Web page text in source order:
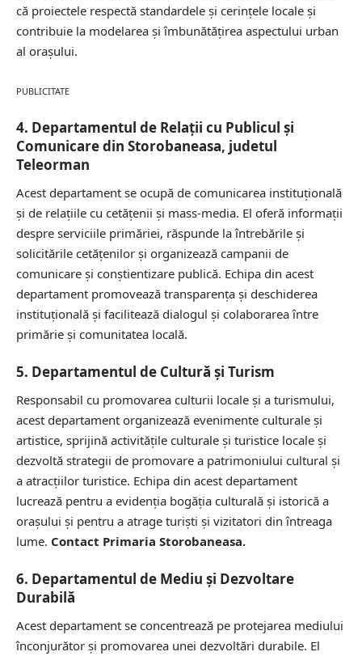
că proiectele respectă standardele și cerințele locale și
contribuie la modelarea și îmbunătățirea aspectului urban
al orașului.
PUBLICITATE
4. Departamentul de Relații cu Publicul și
Comunicare din Storobaneasa, judetul
Teleorman
Acest departament se ocupă de comunicarea instituțională
și de relațiile cu cetățenii și mass-media. El oferă informații
despre serviciile primăriei, răspunde la întrebările și
solicitările cetățenilor și organizează campanii de
comunicare și conștientizare publică. Echipa din acest
departament promovează transparența și deschiderea
instituțională și facilitează dialogul și colaborarea între
primărie și comunitatea locală.
5. Departamentul de Cultură și Turism
Responsabil cu promovarea culturii locale și a turismului,
acest departament organizează evenimente culturale și
artistice, sprijină activitățile culturale și turistice locale și
dezvoltă strategii de promovare a patrimoniului cultural și
a atracțiilor turistice. Echipa din acest departament
lucrează pentru a evidenția bogăția culturală și istorică a
orașului și pentru a atrage turiști și vizitatori din întreaga
lume. Contact Primaria Storobaneasa.
6. Departamentul de Mediu și Dezvoltare
Durabilă
Acest departament se concentrează pe protejarea mediului
înconjurător și promovarea unei dezvoltări durabile. El